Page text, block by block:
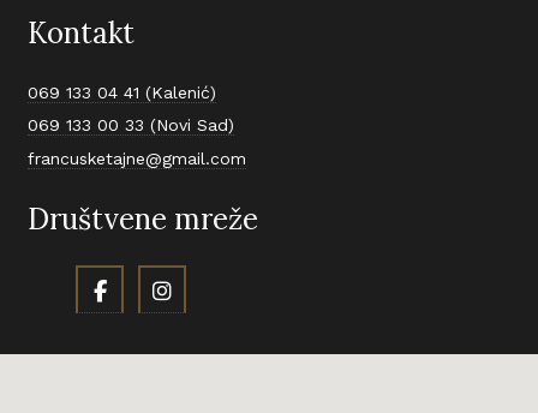
Kontakt
069 133 04 41 (Kalenić)
069 133 00 33 (Novi Sad)
francusketajne@gmail.com
Društvene mreže